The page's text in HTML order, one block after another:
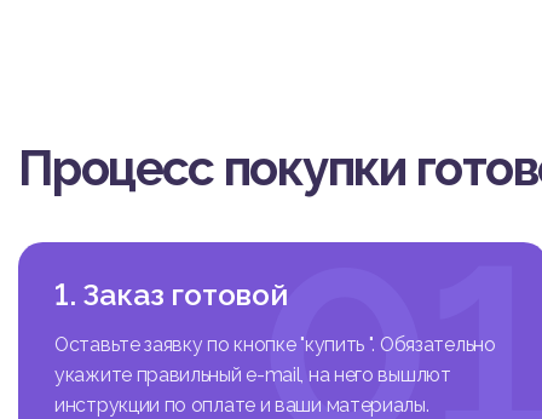
Процесс покупки
1. Заказ готовой
Оставьте заявку по кнопке "купить ". Обязательно
укажите правильный e-mail, на него вышлют
инструкции по оплате и ваши материалы.